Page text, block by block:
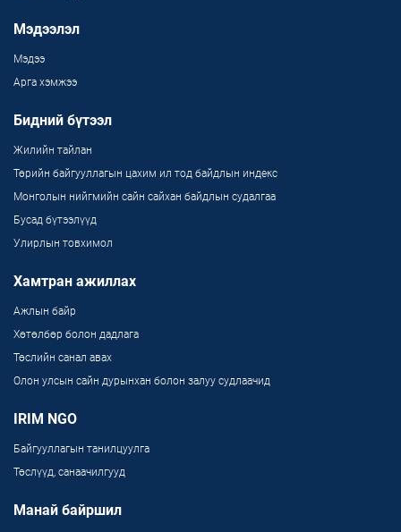
Мэдээлэл
Мэдээ
Арга хэмжээ
Бидний бүтээл
Жилийн тайлан
Төрийн байгууллагын цахим ил тод байдлын индекс
Монголын нийгмийн сайн сайхан байдлын судалгаа
Бусад бүтээлүүд
Улирлын товхимол
Хамтран ажиллах
Ажлын байр
Хөтөлбөр болон дадлага
Төслийн санал авах
Олон улсын сайн дурынхан болон залуу судлаачид
IRIM NGO
Байгууллагын танилцуулга
Төслүүд, санаачилгууд
Манай байршил